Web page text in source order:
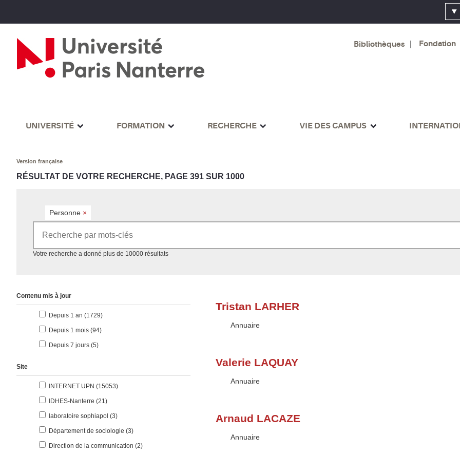
Bibliothèques Fondation
UNIVERSITÉ FORMATION RECHERCHE VIE DES CAMPUS
Version française
RÉSULTAT DE VOTRE RECHERCHE, PAGE 391 SUR 1000
Personne ×
Votre recherche a donné plus de 10000 résultatsAccéder aux résultats
Contenu mis à jour
Depuis 1 an (1729résultats
)
Depuis 1 mois (94résultats
)
Depuis 7 jours (5résultats
)
Site
INTERNET UPN (15053résultats
)
IDHES-Nanterre (21résultats
)
laboratoire sophiapol (3résultats
)
Département de sociologie (3résultats
)
Direction de la communication (2résultats
)
Tristan LARHER
Type :
Annuaire
Valerie LAQUAY
Type :
Annuaire
Arnaud LACAZE
Type :
Annuaire